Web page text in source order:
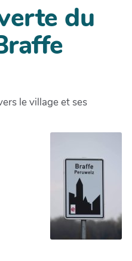
du
le village et ses